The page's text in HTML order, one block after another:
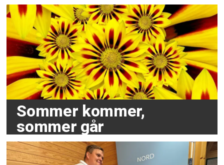
Sommer kommer,
sommer går